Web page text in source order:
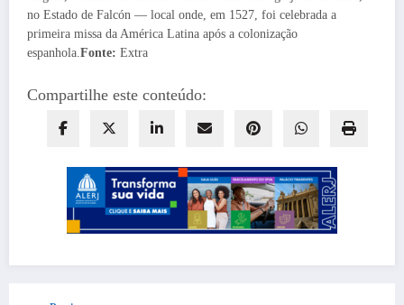
no Estado de Falcón — local onde, em 1527, foi celebrada a
primeira missa da América Latina após a colonização
espanhola.Fonte: Extra
Compartilhe este conteúdo: